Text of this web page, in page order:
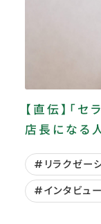
【直伝】「
店長になる
ためにやっ
#リラクゼー
#インタビュー